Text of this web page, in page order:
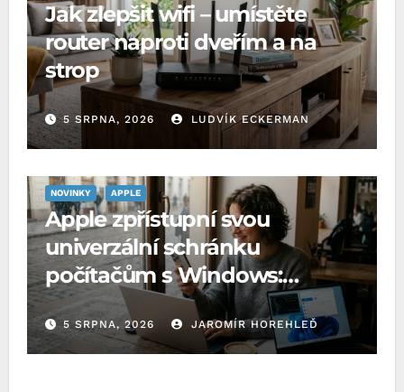
Jak zlepšit wifi – umístěte
router naproti dveřím a na
strop
5 SRPNA, 2026 LUDVÍK ECKERMAN
NOVINKY APPLE
Apple zpřístupní svou
univerzální schránku
počítačům s Windows:
Microsoft o to požádal EU
5 SRPNA, 2026 JAROMÍR HOREHLEĎ